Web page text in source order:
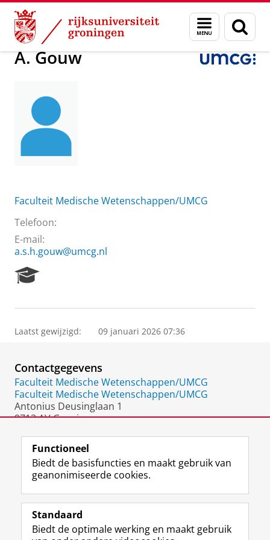
Skip
Content
Skip
Navigation
Menu
en
zoeken
Over ons Praktische zaken Waar vindt u ons A. Gouw
A. Gouw
Faculteit Medische Wetenschappen/UMCG
Telefoon:
E-mail:
a.s.h.gouw@umcg.nl
e
r
P
o
r
t
a
Laatst gewijzigd: 09 januari 2026 07:36
Contactgegevens
Faculteit Medische Wetenschappen/UMCG
Faculteit Medische Wetenschappen/UMCG
Antonius Deusinglaan 1
9713 AV Groningen
Volg de RUG
F
a
e
L
i
k
R
S
-
I
n
t
Y
o
T
Studiekiezers
Functioneel
Biedt de basisfuncties en maakt gebruik van
geanonimiseerde cookies.
Standaard
Biedt de optimale werking en maakt gebruik